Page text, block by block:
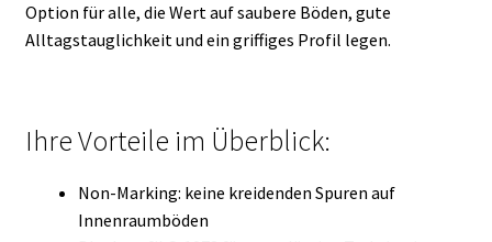
Option für alle, die Wert auf saubere Böden, gute
Alltagstauglichkeit und ein griffiges Profil legen.
Ihre Vorteile im Überblick:
Non-Marking: keine kreidenden Spuren auf
Innenraumböden